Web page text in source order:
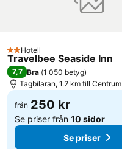
2 Stjärnor
Hotell
Travelbee Seaside Inn
7,7 Bra (1 050 betyg)
Tagbilaran, 1.2 km till Centrum
från 250 kr
Se priser från 10 sidor
Se priser